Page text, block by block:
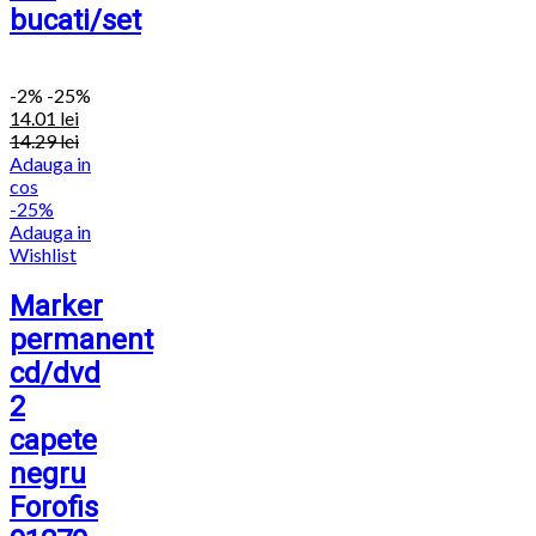
bucati/set
-2% -25%
14.01 lei
14.29lei
Adauga in
cos
-25%
Adauga in
Wishlist
Marker
permanent
cd/dvd
2
capete
negru
Forofis